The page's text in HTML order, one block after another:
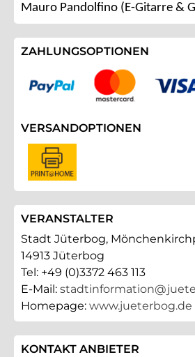
Mauro Pandolfino (E-Gitarre &
ZAHLUNGSOPTIONEN
VERSANDOPTIONEN
VERANSTALTER
Stadt Jüterbog,
14913 Jüterbog
Tel: +49 (0)3372 463 113
E-Mail:
Homepage: www.jueterbog.de
KONTAKT ANBIETER